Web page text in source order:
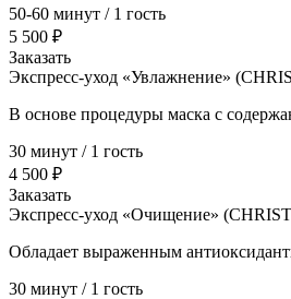
50-60 минут / 1 гость
5 500 ₽
Заказать
Экспресс-уход «Увлажнение»
В основе процедуры маска с
30 минут / 1 гость
4 500 ₽
Заказать
Экспресс-уход «Очищение»
Обладает выраженным
30 минут / 1 гость